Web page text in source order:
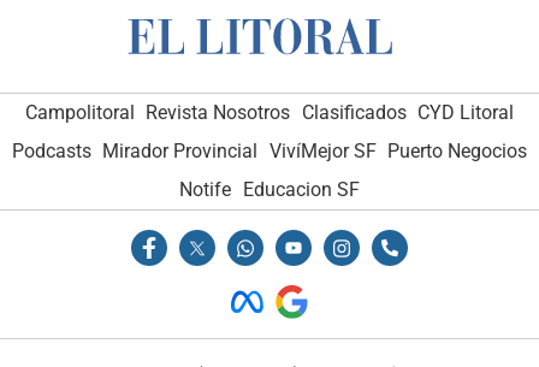
Campolitoral Revista Nosotros Clasificados CYD Litoral
Podcasts Mirador Provincial VivíMejor SF Puerto Negocios
Notife Educacion SF